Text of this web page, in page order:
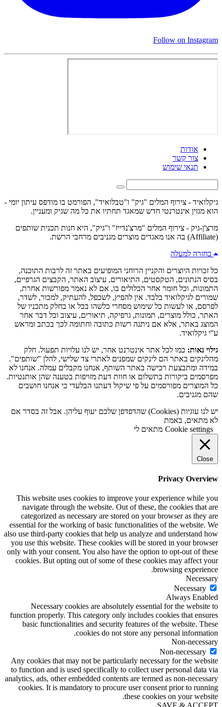
Follow on Instagram
אודות
צור קשר
תנאי שימוש
גיקלואיד - צירוף המלים "גיק" ו"טבלואיד", הפורמט בו מודפס עיתון יומי -
הוא מגזין אינטרנטי חדש שמאגד תחתיו את כל מה שגיק ומעניין.
מרצ'ן-גיק - צירוף המלים "מרצ'נדייז" ו"גיק", היא חנות תכנית שותפים
(Affiliate) בה אנו מאגדים מוצרים מגניבים מרחבי הרשת.
בחזרה למעלה
כל זכויות היוצרים והקניין הרוחני המופיעים באתר זה לרבות התוכנה,
בסיס הנתונים, הטקסטים, התיאורים, עיצוב האתר, הקבצים הגרפיים,
התמונות, וכל חומר אחר הכלולים בו, אם לא נאמר מפורשות אחרת,
שמורים לגיקלואיד בלבד. אין להפיץ, לשכפל, להעתיק, למכור, לשדר,
לפרסם, או לעשות כל שימוש מסחרי כלשהו בכל או בחלק מתכניו של
האתר, כולל מוצרים, תמונות, גרפיקה, תיאורים, עיצוב וכל דבר אחר
המוצג באתר, אלא אם ניתנה רשות כתובה וחתומה לכך בכתב ומראש
ע''י גיקלואיד.
גילוי נאות: כמו לכל אתר אינטרנט אחר, יש לנו עלויות תפעול. חלק
מהלינקים באתר הם לינקים שמפנים לאתרי צד שלישי, להלן "שותפים".
במידה ומתבצעת רכישה באתר השותף, אנחנו מקבלים עמלה. אנחנו לא
מפרסמים ביקורות בתשלום או חוות דעת מזויפות בטענה שהן אותנטיות.
כל המוצרים מפורסמים על פי שיקול דעתנו הבלעדי כי אנחנו חושבים
שהם מגניבים.
יש לנו עוגיות (Cookies) שהדפדפן שלכם יעוף עליהן. אבל זה בסדר אם
לא מתאים, באמת
Cookie settings מתאים לי
Close
Privacy Overview
This website uses cookies to improve your experience while you
navigate through the website. Out of these, the cookies that are
categorized as necessary are stored on your browser as they are
essential for the working of basic functionalities of the website. We
also use third-party cookies that help us analyze and understand how
you use this website. These cookies will be stored in your browser
only with your consent. You also have the option to opt-out of these
cookies. But opting out of some of these cookies may affect your
browsing experience.
Necessary
Necessary
Always Enabled
Necessary cookies are absolutely essential for the website to
function properly. This category only includes cookies that ensures
basic functionalities and security features of the website. These
cookies do not store any personal information.
Non-necessary
Non-necessary
Any cookies that may not be particularly necessary for the website
to function and is used specifically to collect user personal data via
analytics, ads, other embedded contents are termed as non-necessary
cookies. It is mandatory to procure user consent prior to running
these cookies on your website.
SAVE & ACCEPT